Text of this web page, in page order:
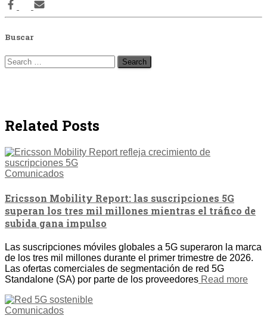
Buscar
Search
for:
Related Posts
Comunicados
Ericsson Mobility Report: las suscripciones 5G
superan los tres mil millones mientras el tráfico de
subida gana impulso
Las suscripciones móviles globales a 5G superaron la marca
de los tres mil millones durante el primer trimestre de 2026.
Las ofertas comerciales de segmentación de red 5G
Standalone (SA) por parte de los proveedores Read more
Comunicados